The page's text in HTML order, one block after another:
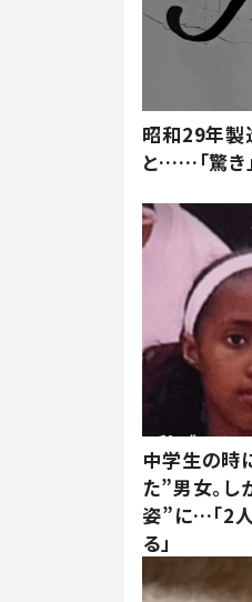
昭和29年製
と……「驚き
中学生の時
た”男女。
姿”に…「2
る」